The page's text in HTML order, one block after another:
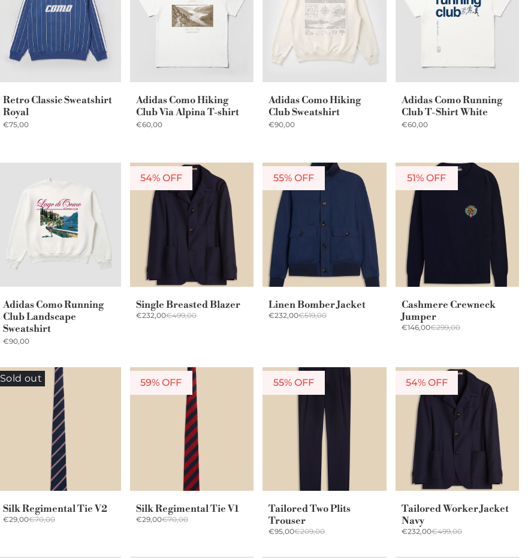
Retro Classic Sweatshirt
Royal
€75,00
Adidas Como Hiking
Club Via Alpina T-shirt
€60,00
Adidas Como Hiking
Club Sweatshirt
€90,00
Adidas Como Running
Club T-Shirt White
€60,00
Adidas Como Running
Club Landscape
Sweatshirt
€90,00
54% OFF
Single Breasted Blazer
€232,00€499,00
55% OFF
Linen Bomber Jacket
€232,00€519,00
51% OFF
Cashmere Crewneck
Jumper
€146,00€299,00
Sold out
Silk Regimental Tie V2
€29,00€70,00
59% OFF
Silk Regimental Tie V1
€29,00€70,00
55% OFF
Tailored Two Plits
Trouser
€95,00€209,00
54% OFF
Tailored Worker Jacket
Navy
€232,00€499,00